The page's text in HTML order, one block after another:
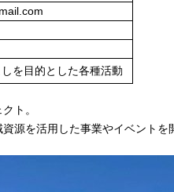
を目的とした各種活動
ト。
源を活用した事業やイベントを